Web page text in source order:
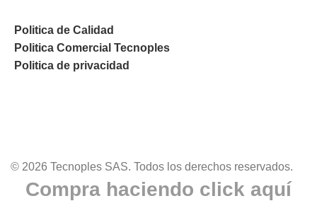
Politica de Calidad
Politica Comercial Tecnoples
Politica de privacidad
© 2026 Tecnoples SAS. Todos los derechos reservados.
Compra haciendo click aquí